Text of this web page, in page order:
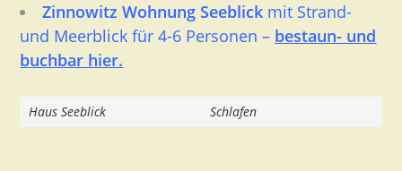
Zinnowitz Wohnung Seeblick mit Strand-
und Meerblick für 4-6 Personen – bestaun- und
buchbar hier.
Haus Seeblick Schlafen